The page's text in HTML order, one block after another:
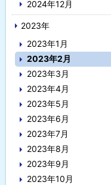
2024年12月
2023年
2023年1月
2023年2月
2023年3月
2023年4月
2023年5月
2023年6月
2023年7月
2023年8月
2023年9月
2023年10月